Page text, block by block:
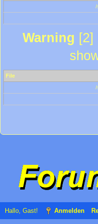
/
Warning
File
/
Hallo, Gast! Anmelden